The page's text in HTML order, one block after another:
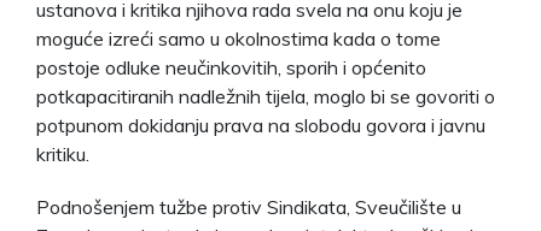
ustanova i kritika njihova rada svela na onu koju je
moguće izreći samo u okolnostima kada o tome
postoje odluke neučinkovitih, sporih i općenito
potkapacitiranih nadležnih tijela, moglo bi se govoriti o
potpunom dokidanju prava na slobodu govora i javnu
kritiku.
Podnošenjem tužbe protiv Sindikata, Sveučilište u